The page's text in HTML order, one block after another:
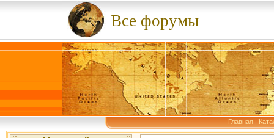
Все форумы
Главная |